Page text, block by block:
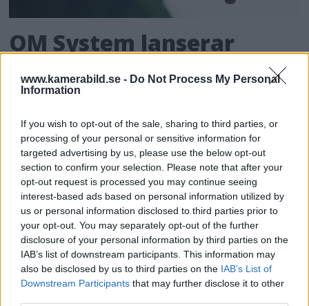
www.kamerabild.se - Do Not Process My Personal
Information
If you wish to opt-out of the sale, sharing to third parties, or
processing of your personal or sensitive information for
targeted advertising by us, please use the below opt-out
section to confirm your selection. Please note that after your
opt-out request is processed you may continue seeing
interest-based ads based on personal information utilized by
us or personal information disclosed to third parties prior to
your opt-out. You may separately opt-out of the further
disclosure of your personal information by third parties on the
IAB’s list of downstream participants. This information may
also be disclosed by us to third parties on the IAB’s List of
Downstream Participants that may further disclose it to other
OM System lanserar
gratislån av kameror &
objektiv i Sverige
OM System lanserar nu "Test & Wow"-
programmet i Sverige, vilket gör det möjligt
att låna hem kameror och objektiv under fem
dagar för att se hur utrustningen passar dina
behov.
MEST LÄST JUST NU